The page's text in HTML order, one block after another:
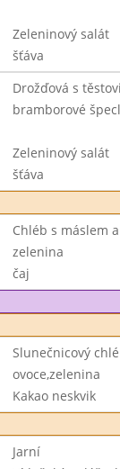
Zeleninový salát
šťáva
Drožďová s
bramborové
Zeleninový salát
šťáva
Chléb s máslem
zelenina
čaj
Slunečnicový
ovoce,zelenina
Kakao neskvik
Jarní